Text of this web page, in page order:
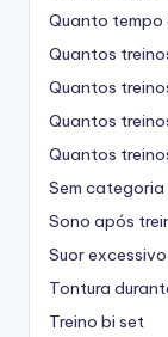
Quanto
Quantos
Quantos
Quantos
Quantos
Sem categoria
Sono após
Suor
Tontura
Treino bi set